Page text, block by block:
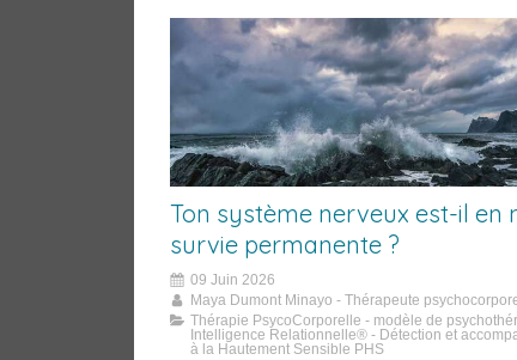
Ton système nerveux est-il en
survie permanente ?
09 Juin 2026
Maya Dumont Minayo - Thérapeute
Thérapie PsycoCorporelle - modèle de
Intelligence Relationnelle® - Détection et
à la Hautement Sensible PHS